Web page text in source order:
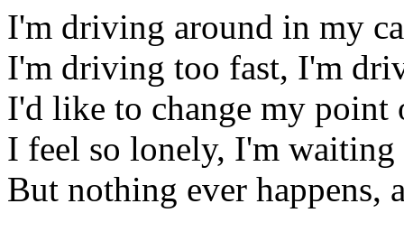
I'm driving around in my
I'm driving too fast, I'm
I'd like to change my point
I feel so lonely, I'm
But nothing ever happens,